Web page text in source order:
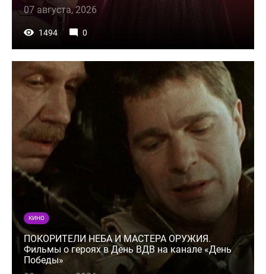
07 августа, 2026
1494 0
КИНО
ПОКОРИТЕЛИ НЕБА И МАСТЕРА ОРУЖИЯ.
Фильмы о героях в День ВДВ на канале «День
Победы»